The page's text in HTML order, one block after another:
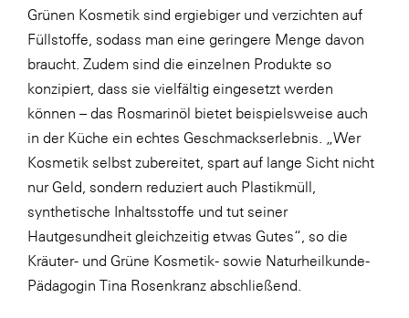
Grünen Kosmetik sind ergiebiger und verzichten auf
Füllstoffe, sodass man eine geringere Menge davon
braucht. Zudem sind die einzelnen Produkte so
konzipiert, dass sie vielfältig eingesetzt werden
können – das Rosmarinöl bietet beispielsweise auch
in der Küche ein echtes Geschmackserlebnis. „Wer
Kosmetik selbst zubereitet, spart auf lange Sicht nicht
nur Geld, sondern reduziert auch Plastikmüll,
synthetische Inhaltsstoffe und tut seiner
Hautgesundheit gleichzeitig etwas Gutes“, so die
Kräuter- und Grüne Kosmetik- sowie Naturheilkunde-
Pädagogin Tina Rosenkranz abschließend.